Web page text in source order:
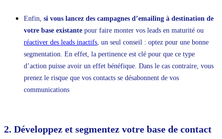
Enfin, si vous lancez des campagnes d’emailing à destination de
votre base existante pour faire monter vos leads en maturité ou
réactiver des leads inactifs , un seul conseil : optez pour une bonne
segmentation. En effet, la pertinence est clé pour que ce type
d’action puisse avoir un effet bénéfique. Dans le cas contraire, vous
prenez le risque que vos contacts se désabonnent de vos
communications
2. Développez et segmentez votre base de contact